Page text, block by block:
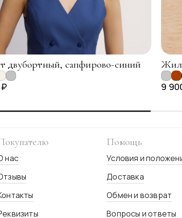
двубортный, сапфирово-синий
9
нас
Помощь
Условия и
Доставка
Обмен и возврат
Вопросы и ответы